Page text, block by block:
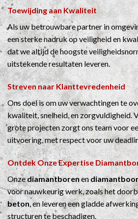
Toewijding aan Kwaliteit
Als uw betrouwbare partner in
een sterke nadruk op veiligheid en
dat we altijd de hoogste
uitstekende resultaten leveren.
Streven naar Klanttevredenheid
Ons doel is om uw verwachtingen te
kwaliteit, snelheid, en zorgvuldigheid.
grote projecten zorgt ons team voor
uitvoering, met respect voor uw
Ontdek Onze Expertise
Onzediamantborenen
voor nauwkeurig werk, zoals het
beton, en leveren een gladde
structuren te beschadigen.